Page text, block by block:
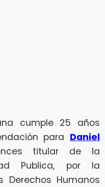
cumple 25 años
para Daniel
titular de la
Publica, por la
Derechos Humanos